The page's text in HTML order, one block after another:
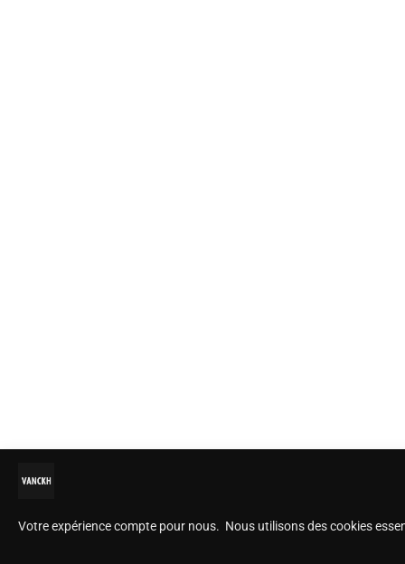
Votre expérience compte pour nous. Nous utilisons des cookies